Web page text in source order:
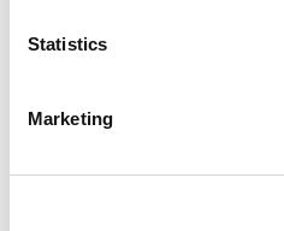
Statistics
Marketing
WC/tuš
Full batten
48.8ft
Najem jahte Katamaran